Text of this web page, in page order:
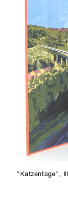
"Katzentage",